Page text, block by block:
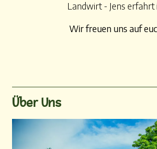
Landwirt - Jens erfahrt
Wir freuen uns auf
Über Uns